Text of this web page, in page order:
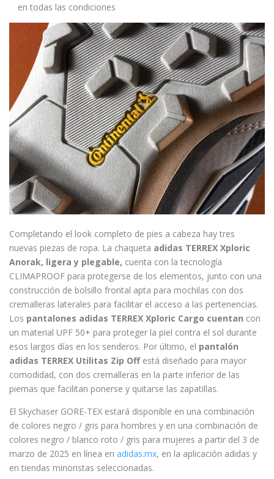
en todas las condiciones
Completando el look completo de pies a cabeza hay tres
nuevas piezas de ropa. La chaqueta adidas TERREX Xploric
Anorak, ligera y plegable, cuenta con la tecnología
CLIMAPROOF para protegerse de los elementos, junto con una
construcción de bolsillo frontal apta para mochilas con dos
cremalleras laterales para facilitar el acceso a las pertenencias.
Los pantalones adidas TERREX Xploric Cargo cuentan con
un material UPF 50+ para proteger la piel contra el sol durante
esos largos días en los senderos. Por último, el pantalón
adidas TERREX Utilitas Zip Off está diseñado para mayor
comodidad, con dos cremalleras en la parte inferior de las
piernas que facilitan ponerse y quitarse las zapatillas.
El Skychaser GORE-TEX estará disponible en una combinación
de colores negro / gris para hombres y en una combinación de
colores negro / blanco roto / gris para mujeres a partir del 3 de
marzo de 2025 en línea en adidas.mx, en la aplicación adidas y
en tiendas minoristas seleccionadas.